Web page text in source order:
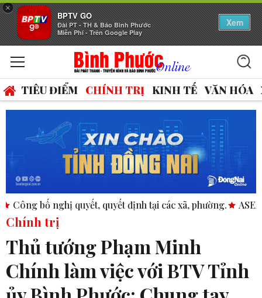
×
BPTV GO
Đài PT - TH & Báo Bình Phước
Miễn Phí - Trên Google Play
Xem
TIÊU ĐIỂM CHÍNH TRỊ KINH TẾ VĂN HÓA
định tại các xã, phường. ASEAN thúc đẩy bình đẳng giới
Chính trị
Thủ tướng Phạm Minh
Chính làm việc với BTV Tỉnh